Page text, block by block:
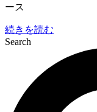
ース
続きを読む
Search